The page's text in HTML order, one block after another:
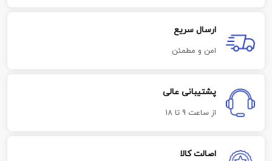
ارسال سریع
امن و مطمئن
پشتیبانی عالی
از ساعت 9 تا 18
اصالت کالا